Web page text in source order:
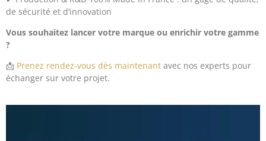
de sécurité et d’innovation
Vous souhaitez lancer votre marque ou enrichir votre gamme
?
📩 Prenez rendez-vous dès maintenant avec nos experts pour
échanger sur votre projet.